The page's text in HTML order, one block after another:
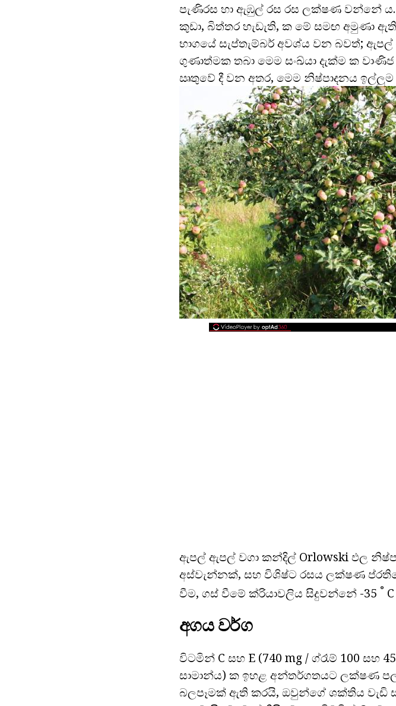
පැණිරස හා ඇඹුල් රස රස ලක්ෂණ වන්නේ ය.
කුඩා, බිත්තර හැඩැති, ක මේ සමඟ අමුණා
භාගයේ සැප්තැම්බර් අවශ්ය වන බවත්; ඇපල්
ගුණාත්මක තබා මෙම සංඛ්යා දැක්ම ක
ඍතුවේ දී වන අතර, මෙම නිෂ්පාදනය
ඇපල් ඇපල් වගා කන්දිල් Orlowski ඵල
අස්වැන්නක්, සහ විශිෂ්ට රසය ලක්ෂණ
වීම, ගස් වීමේ ක්රියාවලිය සිදුවන්නේ -35 °
අගය වර්ග
විටමින් C සහ E (740 mg / ග්රෑම් 100
සාමාන්ය) ක ඉහළ අන්තර්ගතයට ලක්ෂණ
බලපෑමක් ඇති කරයි, ඔවුන්ගේ ශක්තිය වැඩි